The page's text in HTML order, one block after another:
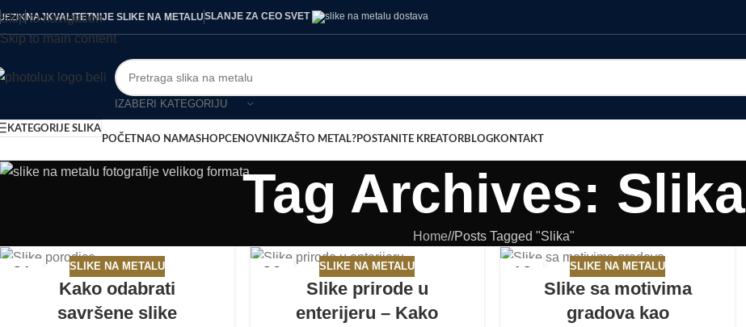
Skip to navigation
Skip to main content
JEZIK NAJKVALITETNIJE SLIKE NA METALUSLANJE ZA CEO SVET
IZABERI KATEGORIJU
KATEGORIJE SLIKA
POČETNAO NAMASHOPCENOVNIKZAŠTO METAL?POSTANITE KREATORBLOGKONTAKT
Tag Archives: Slika
Home/ Posts Tagged "Slika"
21 SLIKE NA METALU
Kako odabrati
savršene slike
26 SLIKE NA METALU
Slike prirode u
enterijeru – Kako
12 SLIKE NA METALU
Slike sa motivima
gradova kao